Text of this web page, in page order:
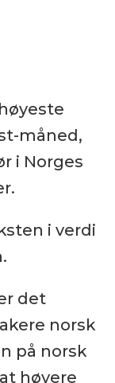
måned,
i Norges
i verdi
det
norsk
på norsk
høyere